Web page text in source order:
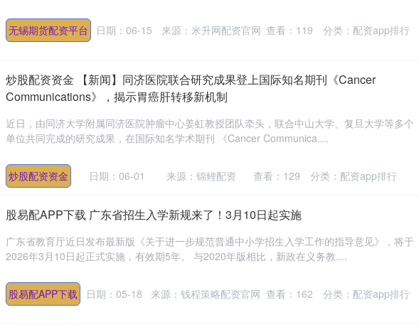
无锡期货配资平台 日期：06-15 来源：米升网配资官网 查看： 119 分类： 配资app排行
炒股配资资金 【新闻】同济医院联合研究成果登上国际知名期刊《Cancer
Communications》，揭示胃癌肝转移新机制
近日，由同济大学附属同济医院肿瘤中心姜虹教授团队牵头，联合中山大学、复旦大学等多个
单位共同完成的研究成果，在国际知名学术期刊 《Cancer Communica....
炒股配资资金 日期：06-01 来源：锦鲤配资 查看： 129 分类： 配资app排行
股易配APP下载 广东省招生入学新规来了！3月10日起实施
广东省教育厅近日发布最新版《关于进一步规范普通中小学招生入学工作的指导意见》，将于
2026年3月10日起正式实施，有效期5年。 与2020年版相比，新政在义务教....
股易配APP下载 日期：05-18 来源：钱程策略配资官网 查看： 162 分类： 配资app排行